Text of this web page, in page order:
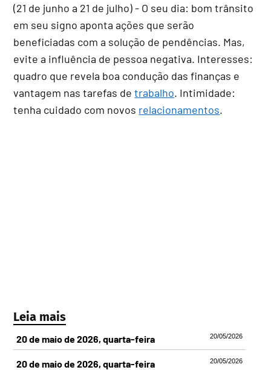
(21 de junho a 21 de julho) - O seu dia: bom trânsito
em seu signo aponta ações que serão
beneficiadas com a solução de pendências. Mas,
evite a influência de pessoa negativa. Interesses:
quadro que revela boa condução das finanças e
vantagem nas tarefas detrabalho. Intimidade:
tenha cuidado com novos relacionamentos.
Leia mais
20/05/2026
20 de maio de 2026, quarta-feira
20/05/2026
20 de maio de 2026, quarta-feira